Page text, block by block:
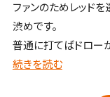
ファンのためレッド
渋めです。
普通に打てばドロー
ると強いストレート
続きを読む